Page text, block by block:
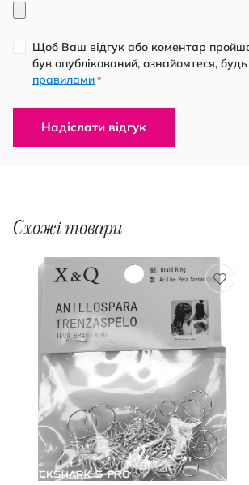
Щоб Ваш відгук або коментар
був опублікований, ознайомтеся,
правилами *
Надіслати відгук
Схожі товари